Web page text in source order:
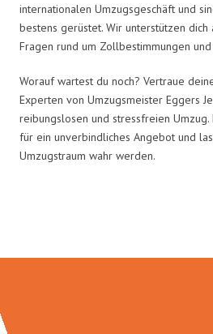
internationalen Umzugsgeschäft und
bestens gerüstet. Wir unterstützen
Fragen rund um Zollbestimmungen
Worauf wartest du noch? Vertraue
Experten von Umzugsmeister Eggers
reibungslosen und stressfreien Umzug.
für ein unverbindliches Angebot und
Umzugstraum wahr werden.